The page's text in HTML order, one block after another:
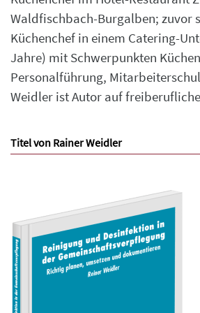
Waldfischbach-Burgalben; zuvor
Küchenchef in einem Catering-
Jahre) mit Schwerpunkten
Personalführung,
Weidler ist Autor auf
Titel von Rainer Weidler